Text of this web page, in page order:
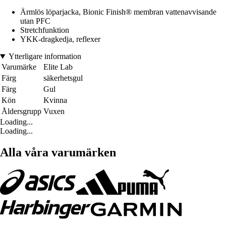
Ärmlös löparjacka, Bionic Finish® membran vattenavvisande
utan PFC
Stretchfunktion
YKK-dragkedja, reflexer
Ytterligare information
Varumärke
Elite Lab
Färg
säkerhetsgul
Färg
Gul
Kön
Kvinna
Åldersgrupp Vuxen
Loading...
Loading...
Alla våra varumärken